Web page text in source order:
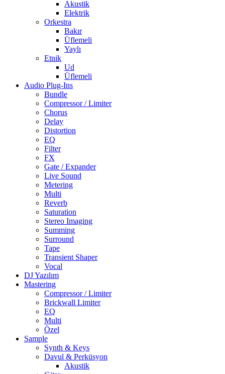
Akustik
Elektrik
Orkestra
Bakır
Üflemeli
Yaylı
Etnik
Ud
Üflemeli
Audio Plug-Ins
Bundle
Compressor / Limiter
Chorus
Delay
Distortion
EQ
Filter
FX
Gate / Expander
Live Sound
Metering
Multi
Reverb
Saturation
Stereo Imaging
Summing
Surround
Tape
Transient Shaper
Vocal
DJ Yazılım
Mastering
Compressor / Limiter
Brickwall Limiter
EQ
Multi
Özel
Sample
Synth & Keys
Davul & Perküsyon
Akustik